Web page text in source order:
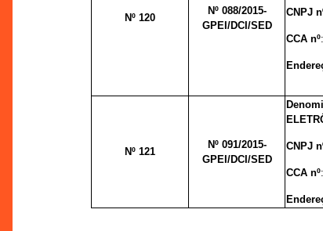
Nº 120
Nº 088/2015-
GPEI/DCI/SED
CNPJ
CCA nº
Nº 121
Nº 091/2015-
GPEI/DCI/SED
CNPJ
CCA nº